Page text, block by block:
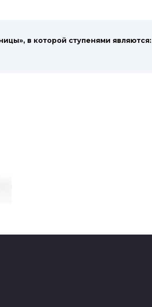
в которой ступенями являются: